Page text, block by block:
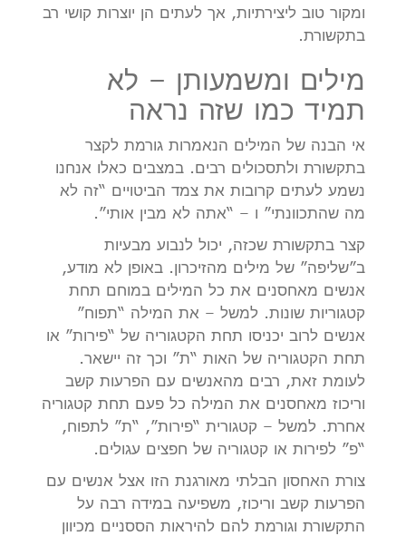
ומקור טוב ליצירתיות, אך לעתים הן יוצרות קושי רב
בתקשורת.
מילים ומשמעותן – לא
תמיד כמו שזה נראה
אי הבנה של המילים הנאמרות גורמת לקצר
בתקשורת ולתסכולים רבים. במצבים כאלו אנחנו
נשמע לעתים קרובות את צמד הביטויים “זה לא
מה שהתכוונתי” ו – “אתה לא מבין אותי”.
קצר בתקשורת שכזה, יכול לנבוע מבעיות
ב”שליפה” של מילים מהזיכרון. באופן לא מודע,
אנשים מאחסנים את כל המילים במוחם תחת
קטגוריות שונות. למשל – את המילה “תפוח”
אנשים לרוב יכניסו תחת הקטגוריה של “פירות” או
תחת הקטגוריה של האות “ת” וכך זה יישאר.
לעומת זאת, רבים מהאנשים עם הפרעות קשב
וריכוז מאחסנים את המילה כל פעם תחת קטגוריה
אחרת. למשל – קטגורית “פירות”, “ת” לתפוח,
“פ” לפירות או קטגוריה של חפצים עגולים.
צורת האחסון הבלתי מאורגנת הזו אצל אנשים עם
הפרעות קשב וריכוז, משפיעה במידה רבה על
התקשורת וגורמת להם להיראות הססניים מכיוון